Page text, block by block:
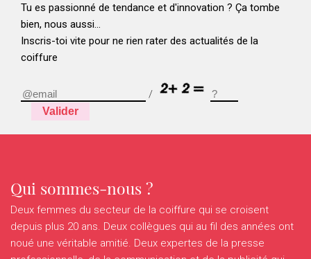
Tu es passionné de tendance et d'innovation ? Ça tombe
bien, nous aussi...
Inscris-toi vite pour ne rien rater des actualités de la
coiffure
/
Valider
Qui sommes-nous ?
Deux femmes du secteur de la coiffure qui se croisent
depuis plus 20 ans. Deux collègues qui au fil des années ont
noué une véritable amitié. Deux expertes de la presse